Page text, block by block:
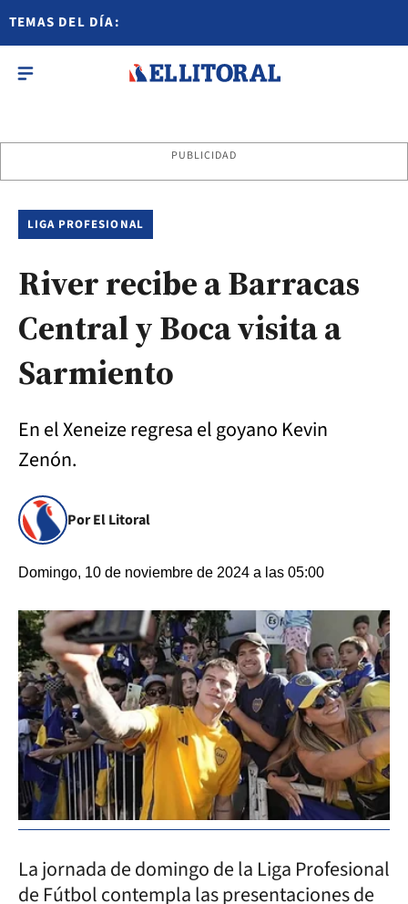
TEMAS DEL DÍA:
PUBLICIDAD
LIGA PROFESIONAL
River recibe a Barracas
Central y Boca visita a
Sarmiento
En el Xeneize regresa el goyano Kevin
Zenón.
Por El Litoral
Domingo, 10 de noviembre de 2024 a las 05:00
La jornada de domingo de la Liga Profesional
de Fútbol contempla las presentaciones de